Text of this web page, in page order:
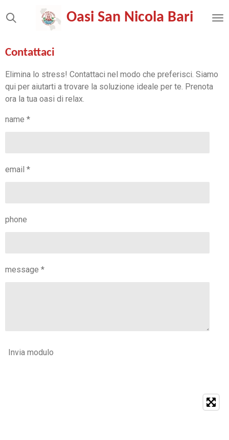
al
principale
Oasi San Nicola Bari
Contattaci
Elimina lo stress! Contattaci nel modo che preferisci. Siamo
qui per aiutarti a trovare la soluzione ideale per te. Prenota
ora la tua oasi di relax.
name *
email *
phone
message *
Invia modulo